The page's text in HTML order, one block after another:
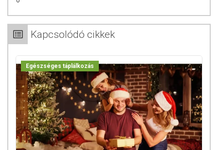
Kapcsolódó cikkek
Egészséges táplálkozás